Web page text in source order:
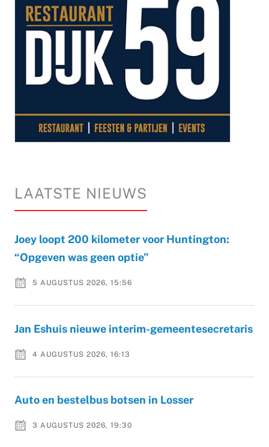
LAATSTE NIEUWS
Joey loopt 200 kilometer voor Huntington:
“Opgeven was geen optie”
5 AUGUSTUS 2026, 15:56
Jan Eshuis nieuwe interim-gemeentesecretaris
4 AUGUSTUS 2026, 16:13
Auto en bestelbus botsen in Losser
3 AUGUSTUS 2026, 19:30